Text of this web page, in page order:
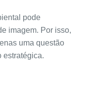
pode
imagem. Por isso,
uma questão
estratégica.